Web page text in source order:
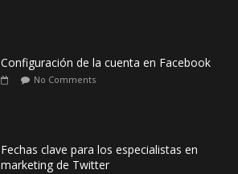
Configuración de la cuenta en Facebook
No Comments
Fechas clave para los especialistas en
marketing de Twitter